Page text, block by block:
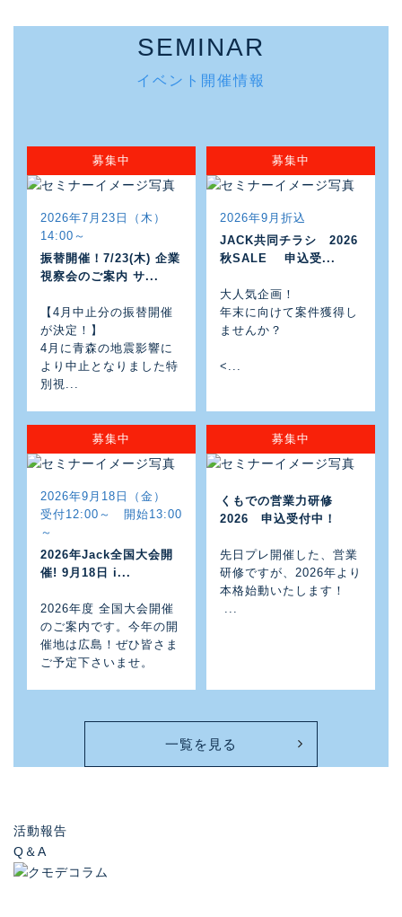
SEMINAR
イベント開催情報
募集中
2026年7月23日（木）
14:00～
振替開催！7/23(木) 企業
視察会のご案内 サ...
【4月中止分の振替開催
が決定！】
4月に青森の地震影響に
より中止となりました特
別視...
募集中
2026年9月折込
JACK共同チラシ 2026
秋SALE 申込受...
大人気企画！
年末に向けて案件獲得し
ませんか？
<...
募集中
2026年9月18日（金）
受付12:00～ 開始13:00
～
2026年Jack全国大会開
催! 9月18日 i...
2026年度 全国大会開催
のご案内です。今年の開
催地は広島！ぜひ皆さま
ご予定下さいませ。
募集中
くもでの営業力研修
2026 申込受付中！
先日プレ開催した、営業
研修ですが、2026年より
本格始動いたします！
一覧を見る
活動報告
Q＆A